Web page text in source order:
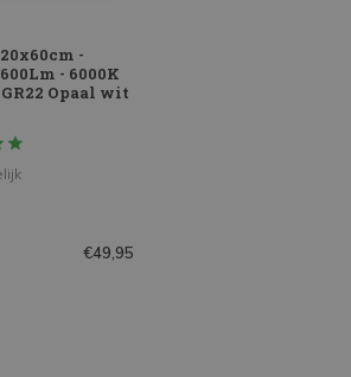
-
- 6000K
Opaal wit
€49,95